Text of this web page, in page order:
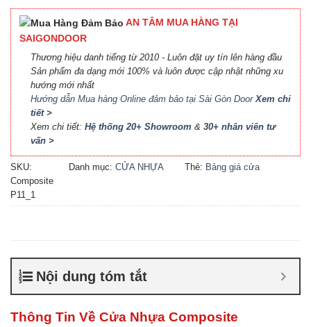
AN TÂM MUA HÀNG TẠI
SAIGONDOOR
Thương hiệu danh tiếng từ 2010 - Luôn đặt uy tín lên hàng đầu
Sản phẩm đa dạng mới 100% và luôn được cập nhật những xu
hướng mới nhất
Hướng dẫn Mua hàng Online đảm bảo tại Sài Gòn DoorXem chi
tiết >
Xem chi tiết: Hệ thống 20+ Showroom & 30+ nhân viên tư
vấn >
SKU:
Composite
P11_1
Danh mục: CỬA NHỰA
Thẻ: Bảng giá cửa
Composite giá bao nhiêu,
xuất cửa nhựa composite
Nội dung tóm tắt
Thông Tin Về Cửa Nhựa Composite